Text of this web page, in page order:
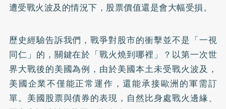
遭受戰火波及的情況下，股票價值還是會大幅受損。
歷史經驗告訴我們，戰爭對股市的衝擊並不是「一視
同仁」的，關鍵在於「戰火燒到哪裡」？以第一次世
界大戰後的美國為例，由於美國本土未受戰火波及，
美國企業不僅能正常運作，還能承接歐洲的軍需訂
單。美國股票與債券的表現，自然比身處戰火邊緣、